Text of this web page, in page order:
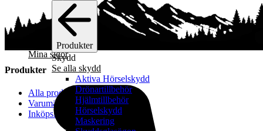
Produkter
Skydd
Se alla skydd
Aktiva Hörselskydd
Drönartillbehör
Hjälmtillbehör
Hörselskydd
Maskering
Mina sidor
Produkter
Alla produkter
Varumärken
Inköpslista